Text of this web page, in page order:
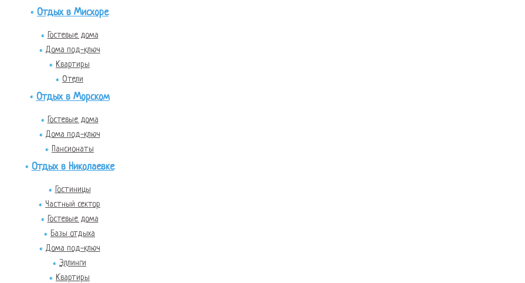
Отдых в Мисхоре
Гостевые дома
Дома под-ключ
Квартиры
Отели
Отдых в Морском
Гостевые дома
Дома под-ключ
Пансионаты
Отдых в Николаевке
Гостиницы
Частный сектор
Гостевые дома
Базы отдыха
Дома под-ключ
Эллинги
Квартиры